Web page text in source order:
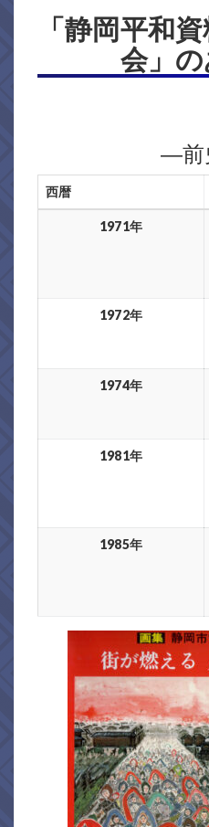
「静岡平和
会」
―
西暦
1971年
1972年
1974年
1981年
1985年